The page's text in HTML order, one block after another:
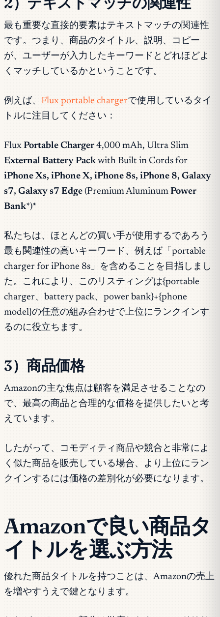
最も重要な直接的要素はテキストマッチの関連性
です。つまり、商品のタイトル、説明、コピー
が、ユーザーが入力したキーワードとどれほどよ
くマッチしているかということです。
例えば、 Flux portable chargerで使用しているタイ
トルに注目してください：
Flux Portable Charger 4,000 mAh, Ultra Slim
External Battery Pack with Built in Cords for
iPhone Xs, iPhone X, iPhone 8s, iPhone 8, Galaxy
s7, Galaxy s7 Edge (Premium Aluminum Power
Bank*)*
私たちは、ほとんどの買い手が使用するであろう
最も関連性の高いキーワード、例えば「portable
charger for iPhone 8s」を含めることを目指しまし
た。これにより、このリスティングは{portable
charger、battery pack、power bank}+{phone
model}の任意の組み合わせで上位にランクインす
るのに役立ちます。
3）商品価格
Amazonの主な焦点は顧客を満足させることなの
で、最高の商品と合理的な価格を提供したいと考
えています。
したがって、コモディティ商品や競合と非常によ
く似た商品を販売している場合、より上位にラン
クインするには価格の差別化が必要になります。
Amazonで良い商品タ
イトルを選ぶ方法
優れた商品タイトルを持つことは、Amazonの売上
を増やすうえで鍵となります。